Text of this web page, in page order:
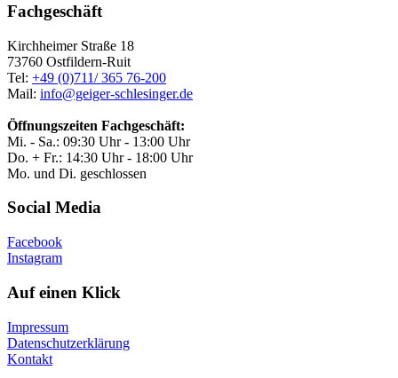
Fachgeschäft
Kirchheimer Straße 18
73760 Ostfildern-Ruit
Tel: +49 (0)711/ 365 76-200
Mail: info@geiger-schlesinger.de
Öffnungszeiten Fachgeschäft:
Mi. - Sa.: 09:30 Uhr - 13:00 Uhr
Do. + Fr.: 14:30 Uhr - 18:00 Uhr
Mo. und Di. geschlossen
Social Media
Facebook
Instagram
Auf einen Klick
Impressum
Datenschutzerklärung
Kontakt